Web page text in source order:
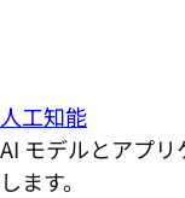
人工知能
AI モデルとアプ
します。